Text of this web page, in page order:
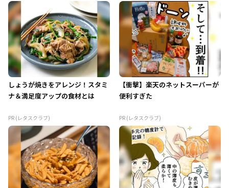
しょうが焼きをアレンジ！スタミ
ナ＆満足度アップの食材とは
PR (レタスクラブ)
【衝撃】楽天のネットスーパーが
便利すぎた
PR (レタスクラブ)